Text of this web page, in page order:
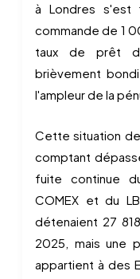
à Londres s'est
commande de 1
taux de prêt
brièvement
l'ampleur de la
Cette situation de
comptant
fuite continue
COMEX et du
détenaient 27
2025, mais une
appartient à des